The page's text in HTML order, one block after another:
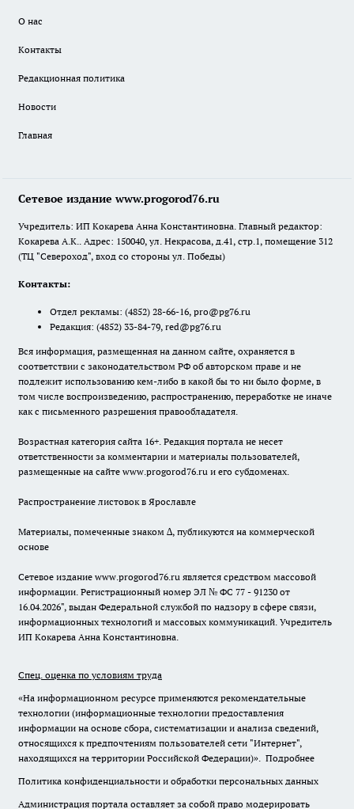
О нас
Контакты
Редакционная политика
Новости
Главная
Сетевое издание www.progorod76.ru
Учредитель: ИП Кокарева Анна Константиновна. Главный редактор:
Кокарева А.К.. Адрес: 150040, ул. Некрасова, д.41, стр.1, помещение 312
(ТЦ "Североход", вход со стороны ул. Победы)
Контакты:
Отдел рекламы: (4852) 28-66-16, pro@pg76.ru
Редакция: (4852) 33-84-79, red@pg76.ru
Вся информация, размещенная на данном сайте, охраняется в
соответствии с законодательством РФ об авторском праве и не
подлежит использованию кем-либо в какой бы то ни было форме, в
том числе воспроизведению, распространению, переработке не иначе
как с письменного разрешения правообладателя.
Возрастная категория сайта 16+. Редакция портала не несет
ответственности за комментарии и материалы пользователей,
размещенные на сайте www.progorod76.ru и его субдоменах.
Распространение листовок в Ярославле
Материалы, помеченные знаком ∆, публикуются на коммерческой
основе
Сетевое издание www.progorod76.ru является средством массовой
информации. Регистрационный номер ЭЛ № ФС 77 - 91230 от
16.04.2026", выдан Федеральной службой по надзору в сфере связи,
информационных технологий и массовых коммуникаций. Учредитель
ИП Кокарева Анна Константиновна.
Спец. оценка по условиям труда
«На информационном ресурсе применяются рекомендательные
технологии (информационные технологии предоставления
информации на основе сбора, систематизации и анализа сведений,
относящихся к предпочтениям пользователей сети "Интернет",
находящихся на территории Российской Федерации)». Подробнее
Политика конфиденциальности и обработки персональных данных
Администрация портала оставляет за собой право модерировать